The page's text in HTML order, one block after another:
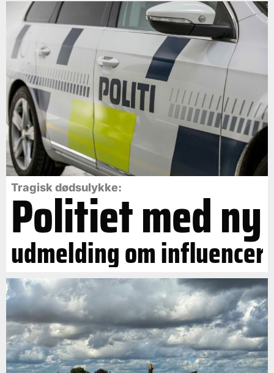
Tragisk dødsulykke:
Politiet med ny
udmelding om influencer